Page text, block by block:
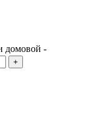
домовой -